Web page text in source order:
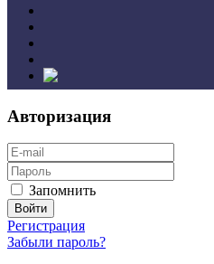
Авторизация
Запомнить
Регистрация
Забыли пароль?